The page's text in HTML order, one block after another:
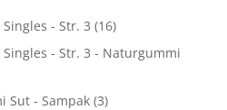
- Str. 3 (16)
Singles - Str. 3 - Naturgummi
Sut - Sampak (3)